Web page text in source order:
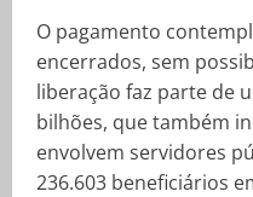
O pagamento
encerrados, sem
liberação faz parte de
bilhões, que também
envolvem servidores
236.603 beneficiários